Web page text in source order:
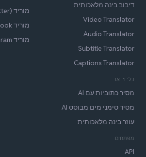
דיבוב בינה מלאכותית
Video Translator
Audio Translator
Subtitle Translator
Captions Translator
כלי וידאו
מסיר כתוביות עם AI
מסיר סימני מים מבוסס AI
עוזר בינה מלאכותית
מפתחים
API
מוריד X(Twitter)
מוריד Facebook סרטונים
מוריד Instagram